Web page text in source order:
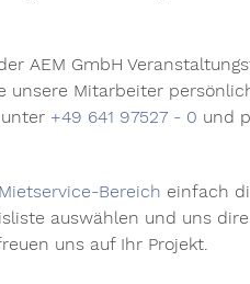
AEM GmbH
unsere Mitarbeiter
+49 641 97527 - 0 und
Mietservice-Bereich einfach
auswählen und uns
uns auf Ihr Projekt.